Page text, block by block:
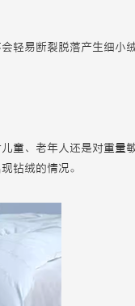
轻易断裂脱落产生细小绒
童、老年人还是对重量
钻绒的情况。